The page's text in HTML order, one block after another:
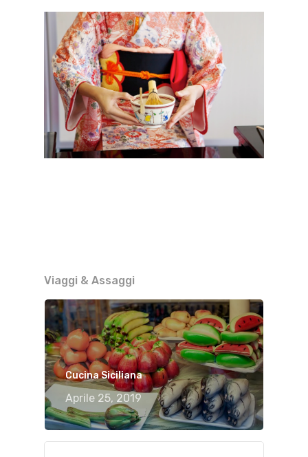
Viaggi & Assaggi
Cucina Siciliana
Aprile 25, 2019